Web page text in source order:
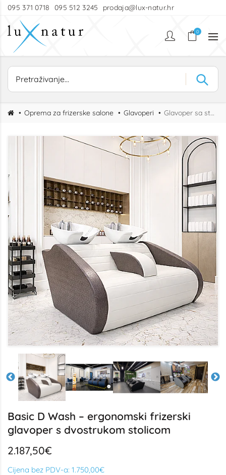
095 371 0718 095 512 3245 prodaja@lux-natur.hr
0
Oprema za frizerske salone Glavoperi Glavoper sa stolicom Basic D Wash
Basic D Wash – ergonomski frizerski
glavoper s dvostrukom stolicom
2.187,50€
Cijena bez PDV-a: 1.750,00€